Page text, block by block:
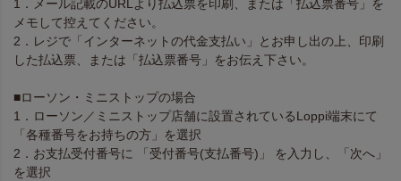
1．メール記載のURLより払込票を印刷、または「払込票番号」を
メモして控えてください。
2．レジで「インターネットの代金支払い」とお申し出の上、印刷
した払込票、または「払込票番号」をお伝え下さい。
■ローソン・ミニストップの場合
1．ローソン／ミニストップ店舗に設置されているLoppi端末にて
「各種番号をお持ちの方」を選択
2．お支払受付番号に 「受付番号(支払番号)」 を入力し、「次へ」
を選択